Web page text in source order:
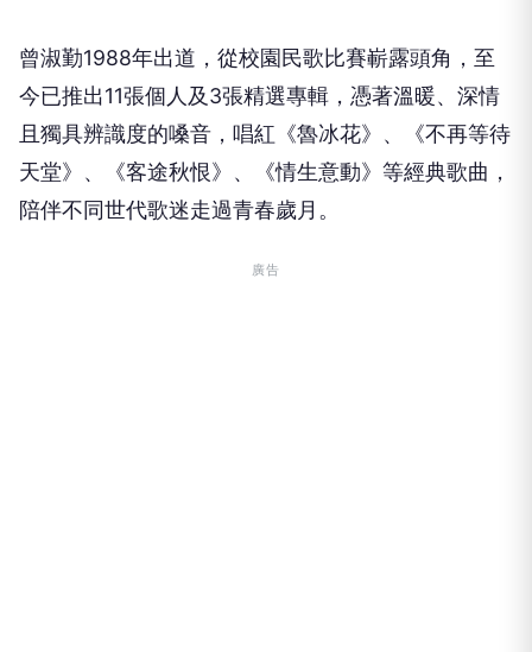
曾淑勤1988年出道，從校園民歌比賽嶄露頭角，至
今已推出11張個人及3張精選專輯，憑著溫暖、深情
且獨具辨識度的嗓音，唱紅《魯冰花》、《不再等待
天堂》、《客途秋恨》、《情生意動》等經典歌曲，
陪伴不同世代歌迷走過青春歲月。
廣告